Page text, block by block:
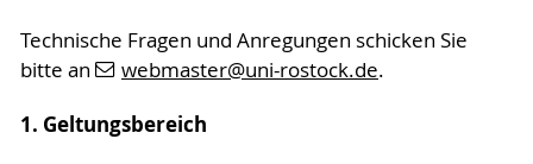
Technische Fragen und Anregungen schicken Sie
bitte an
webmaster@uni-rostock.de.
1. Geltungsbereich